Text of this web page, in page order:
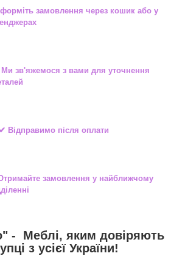
замовлення через кошик або у
зв'яжемося з вами для уточнення
✔ Відправимо після оплати
замовлення у найближчому
- Меблі, яким довіряють
з усієї України!